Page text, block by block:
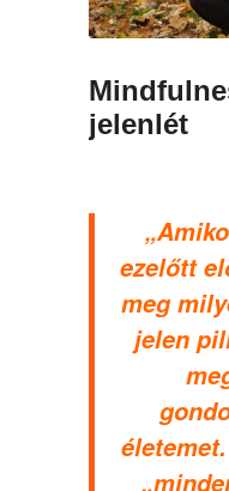
jelenlét
ezelőtt
meg
jelen